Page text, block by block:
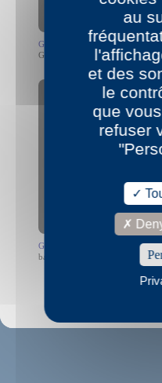
Gisèle Vienne
Gisèle Vienne - 40 portraits - mars
YouTube is disabled.
Gisèle Vienne
bande annonce de Jerk Gisèle Vienne
au
et des
le
que
refuser